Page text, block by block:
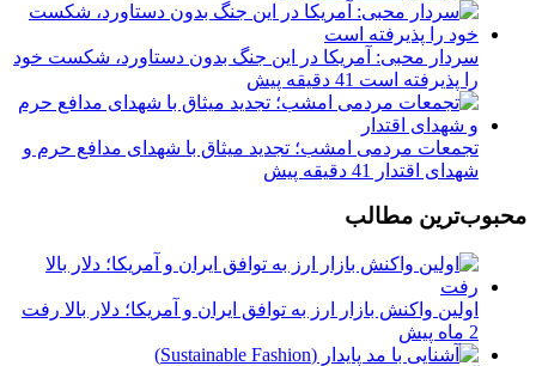
سردار محبی: آمریکا در این جنگ بدون دستاورد، شکست خود
را پذیرفته است 41 دقیقه پیش
تجمعات مردمی امشب؛ تجدید میثاق با شهدای مدافع حرم و
شهدای اقتدار
41 دقیقه پیش
محبوب‌ترین مطالب
اولین واکنش بازار ارز به توافق ایران و آمریکا؛ دلار بالا رفت
2 ماه پیش